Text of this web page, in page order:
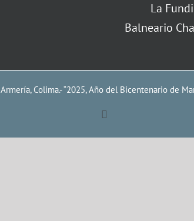
La
Balneario
Colima.- “2025, Año del Bicentenario de